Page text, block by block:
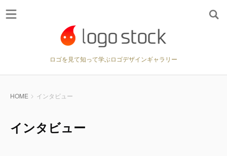
ロゴを見て知って学ぶロゴデザインギャラリー
HOME インタビュー
インタビュー